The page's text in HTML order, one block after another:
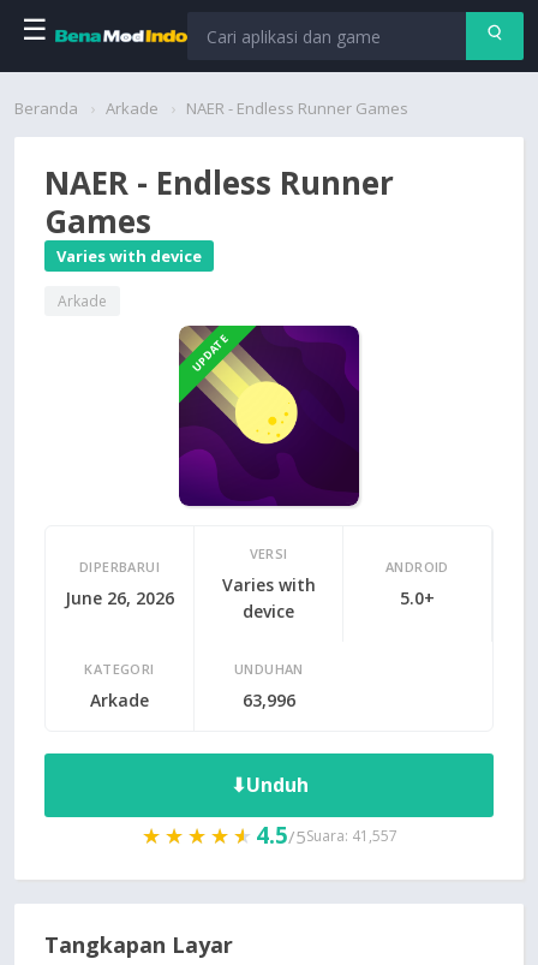
☰
Beranda
Permainan
Cari
Beranda Arkade NAER - Endless Runner Games
NAER - Endless Runner
Games
Varies with device
Arkade
UPDATE
DIPERBARUI
June 26, 2026
VERSI
Varies with
device
ANDROID
5.0+
KATEGORI
Arkade
UNDUHAN
63,996
⬇Unduh
★★★★★
★★★★★ 4.5/5Suara: 41,557
Tangkapan Layar